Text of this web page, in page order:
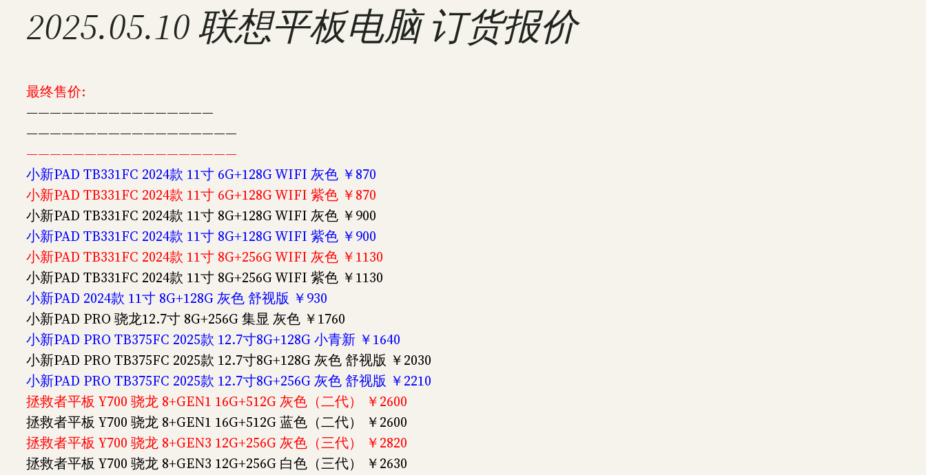
2025.05.10 联想平板电脑 订货报价
最终售价:
————————————————
——————————————————
——————————————————
小新PAD TB331FC 2024款 11寸 6G+128G WIFI 灰色 ￥870
小新PAD TB331FC 2024款 11寸 6G+128G WIFI 紫色 ￥870
小新PAD TB331FC 2024款 11寸 8G+128G WIFI 灰色 ￥900
小新PAD TB331FC 2024款 11寸 8G+128G WIFI 紫色 ￥900
小新PAD TB331FC 2024款 11寸 8G+256G WIFI 灰色 ￥1130
小新PAD TB331FC 2024款 11寸 8G+256G WIFI 紫色 ￥1130
小新PAD 2024款 11寸 8G+128G 灰色 舒视版 ￥930
小新PAD PRO 骁龙12.7寸 8G+256G 集显 灰色 ￥1760
小新PAD PRO TB375FC 2025款 12.7寸8G+128G 小青新 ￥1640
小新PAD PRO TB375FC 2025款 12.7寸8G+128G 灰色 舒视版 ￥2030
小新PAD PRO TB375FC 2025款 12.7寸8G+256G 灰色 舒视版 ￥2210
拯救者平板 Y700 骁龙 8+GEN1 16G+512G 灰色（二代） ￥2600
拯救者平板 Y700 骁龙 8+GEN1 16G+512G 蓝色（二代） ￥2600
拯救者平板 Y700 骁龙 8+GEN3 12G+256G 灰色（三代） ￥2820
拯救者平板 Y700 骁龙 8+GEN3 12G+256G 白色（三代） ￥2630